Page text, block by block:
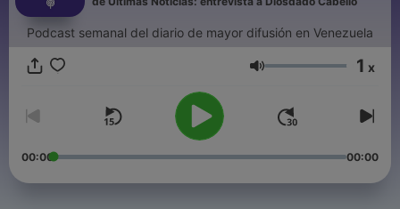
Podcast semanal del diario de mayor difusión en Venezuela
Volumen 1 x
00:00 00:00